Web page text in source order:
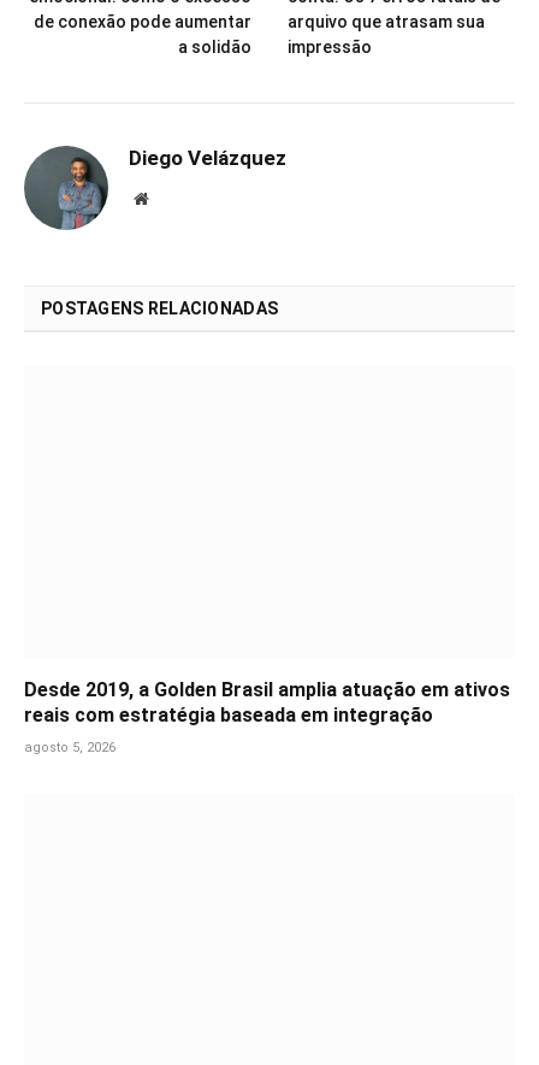
de conexão pode aumentar
a solidão
arquivo que atrasam sua
impressão
Diego Velázquez
Website
POSTAGENS RELACIONADAS
Desde 2019, a Golden Brasil amplia atuação em ativos
reais com estratégia baseada em integração
agosto 5, 2026